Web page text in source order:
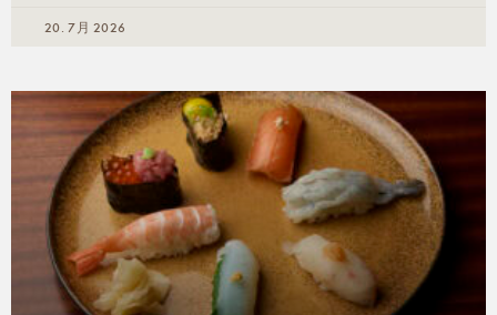
20. 7月 2026